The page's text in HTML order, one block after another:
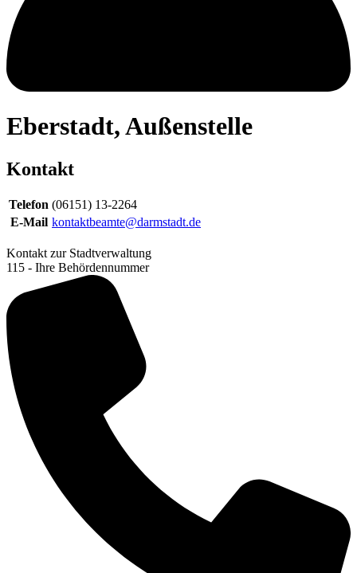
Eberstadt,Außenstelle
Kontakt
Telefon (06151) 13-2264
E-Mail kontaktbeamte@darmstadt.de
Kontakt zur Stadtverwaltung
115 - Ihre Behördennummer